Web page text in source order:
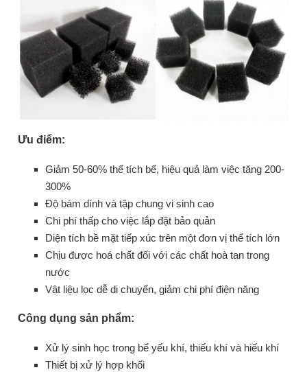
Ưu điểm:
Giảm 50-60% thể tích bể, hiệu quả làm việc tăng 200-
300%
Độ bám dính và tập chung vi sinh cao
Chi phí thấp cho việc lắp đặt bảo quản
Diện tích bề mặt tiếp xúc trên một đơn vị thể tích lớn
Chịu được hoá chất đối với các chất hoà tan trong
nước
Vật liệu lọc dễ di chuyển, giảm chi phí điện năng
Công dụng sản phẩm:
Xử lý sinh học trong bể yếu khí, thiếu khí và hiếu khí
Thiết bị xử lý hợp khối